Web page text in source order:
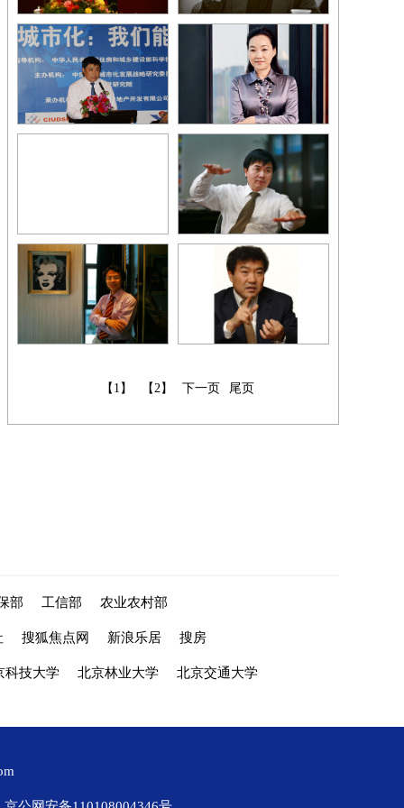
【1】 【2】 下一页 尾页
部 工信部 农业农村部
搜狐焦点网 新浪乐居 搜房
科技大学 北京林业大学 北京交通大学